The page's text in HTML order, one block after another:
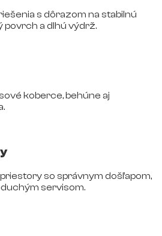
s dôrazom na stabilnú
a dlhú výdrž.
koberce, behúne aj
so správnym došľapom,
servisom.